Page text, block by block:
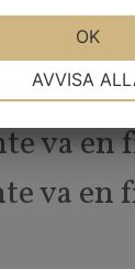
att
på
va en
va en
AVVISA
OK